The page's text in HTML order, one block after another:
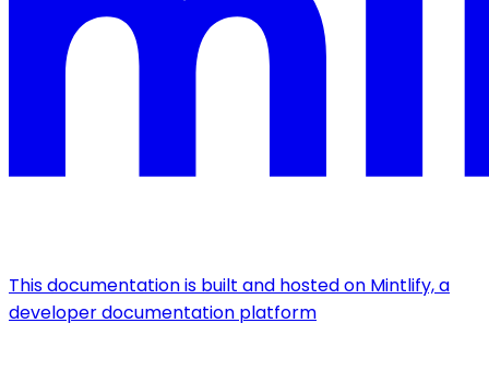
This documentation is built and hosted on Mintlify, a
developer documentation platform